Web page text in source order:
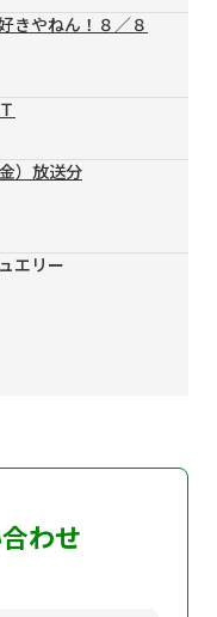
きやねん！８／８
）放送分
６８
９
結んだ“川の街
きやねん！８／８
山八幡神社」編
結んだ“川の街
エリー
エリー
エリー
わせ